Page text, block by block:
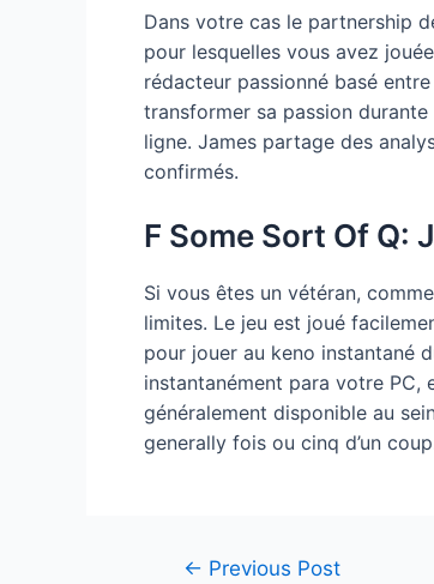
Dans votre cas le partnership
pour lesquelles vous avez
rédacteur passionné basé
transformer sa passion
ligne. James partage des
confirmés.
F Some Sort Of Q:
Si vous êtes un vétéran,
limites. Le jeu est joué
pour jouer au keno instantané
instantanément para votre PC,
généralement disponible au
generally fois ou cinq d’un
Post← Previous Post